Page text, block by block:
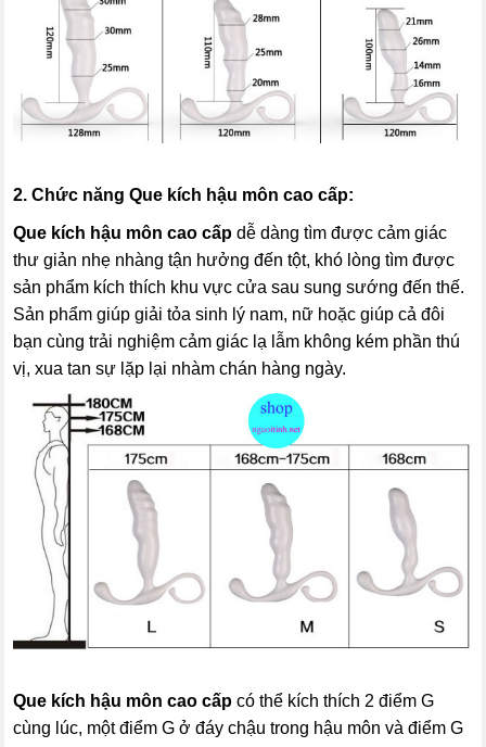
2. Chức năngQue kích hậu môn cao cấp:
Que kích hậu môn cao cấp dễ dàng tìm được cảm giác
thư giản nhẹ nhàng tận hưởng đến tột, khó lòng tìm được
sản phẩm kích thích khu vực cửa sau sung sướng đến thế.
Sản phẩm giúp giải tỏa sinh lý nam, nữ hoặc giúp cả đôi
bạn cùng trải nghiệm cảm giác lạ lẫm không kém phần thú
vị, xua tan sự lặp lại nhàm chán hàng ngày.
Que kích hậu môn cao cấp có thể kích thích 2 điểm G
cùng lúc, một điểm G ở đáy chậu trong hậu môn và điểm G